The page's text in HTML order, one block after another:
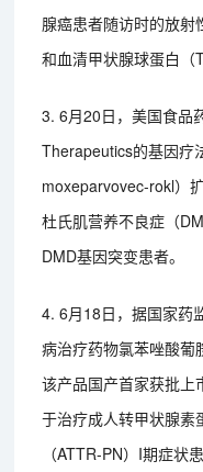
腺癌患者随访时的放
和血清甲状腺球蛋白（
3. 6月20日，美国食品
Therapeutics的基因疗
moxeparvovec-rokl）
杜氏肌营养不良症（
DMD基因突变患者。
4. 6月18日，据国家药
病治疗药物氯苯唑酸葡
该产品国产首家获批上
于治疗成人转甲状腺素
（ATTR-PN）I期症状